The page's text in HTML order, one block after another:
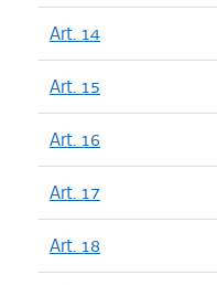
Art. 14
Art. 15
Art. 16
Art. 17
Art. 18